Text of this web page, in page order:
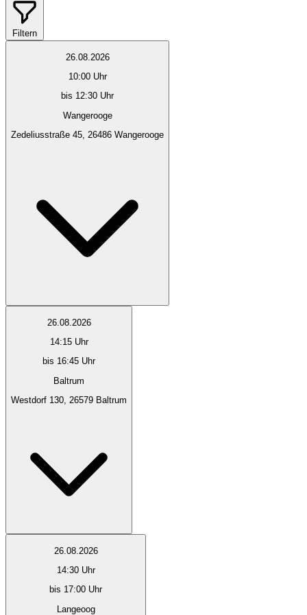
Filtern
26.08.2026
10:00 Uhr
bis 12:30 Uhr
Wangerooge
Zedeliusstraße 45, 26486 Wangerooge
26.08.2026
14:15 Uhr
bis 16:45 Uhr
Baltrum
Westdorf 130, 26579 Baltrum
26.08.2026
14:30 Uhr
bis 17:00 Uhr
Langeoog